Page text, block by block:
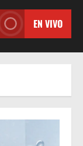
EN VIVO